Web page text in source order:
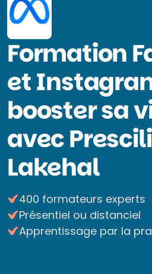
Formation
et
booster sa
avec
Lakehal
400 formateurs experts
Présentiel ou distanciel
Apprentissage par la